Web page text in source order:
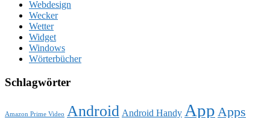
Webdesign
Wecker
Wetter
Widget
Windows
Wörterbücher
Schlagwörter
Amazon Prime Video Android Android Handy App Apps